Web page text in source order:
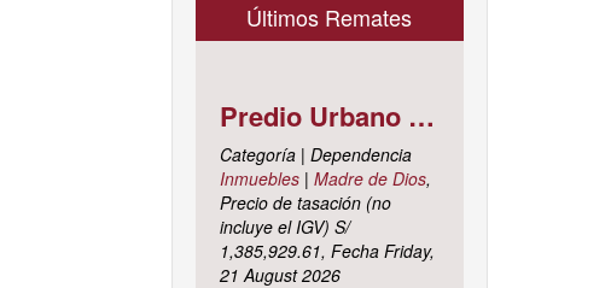
Últimos Remates
Predio Urbano Jirón LIBERTAD Mz. 5-H, Lote 23, TAMBOPATA - TAMBOPATA - MADRE DE DIOS ; cuyo dominio corre inscrito en la partida electrónica N° 07001561 del registro de propiedad inmueble de la ZONA REGISTRAL N° X, SEDE CUSCO, OFICINA REGISTRAL MADRE DE D
Categoría | Dependencia
Inmuebles| Madre de Dios,
Precio de tasación (no
incluye el IGV) S/
1,385,929.61, Fecha Friday,
21 August 2026